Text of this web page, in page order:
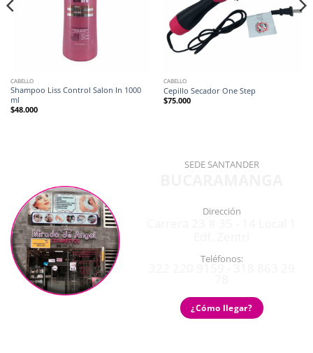
CABELLO
Shampoo Liss Control Salon In 1000
ml
$48.000
CABELLO
Cepillo Secador One Step
$75.000
SEDE SANTANDER
Dirección
Teléfonos:
¿Cómo llegar?